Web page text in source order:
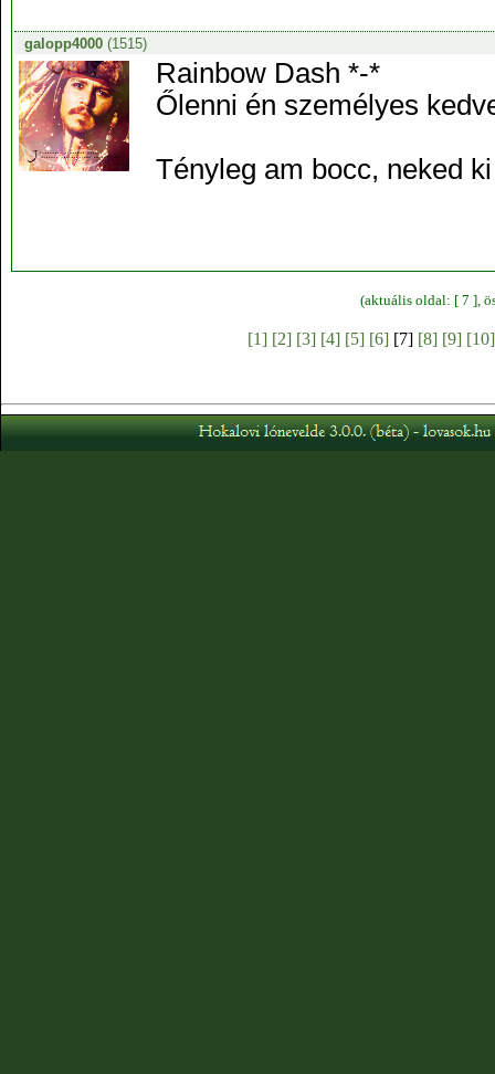
galopp4000(1515)
Rainbow Dash *-*
Őlenni én személyes
Tényleg am bocc, neked
(aktuális oldal: [ 7 ],
[1] [2] [3] [4] [5] [6][7] [8] [9] [10]